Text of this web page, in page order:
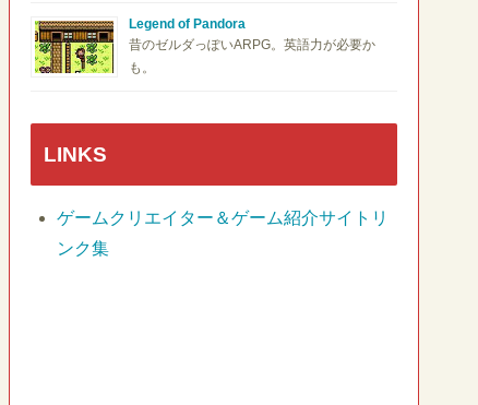
Legend of Pandora
昔のゼルダっぽいARPG。英語力が必要か
も。
LINKS
ゲームクリエイター＆ゲーム紹介サイトリ
ンク集